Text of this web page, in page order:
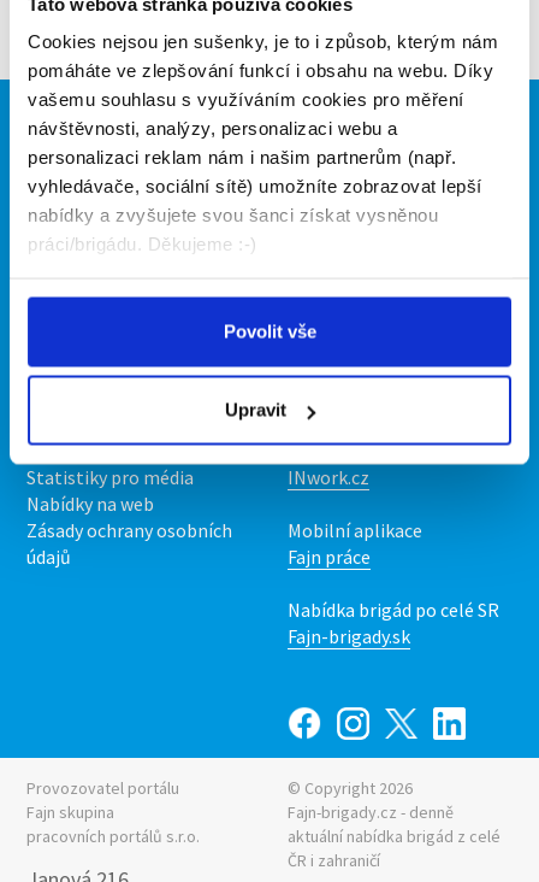
Cookies nejsou jen sušenky, je to i způsob, kterým nám
pomáháte ve zlepšování funkcí i obsahu na webu. Díky
vašemu souhlasu s využíváním cookies pro měření
návštěvnosti, analýzy, personalizaci webu a
personalizaci reklam nám i našim partnerům (např.
vyhledávače, sociální sítě) umožníte zobrazovat lepší
nabídky a zvyšujete svou šanci získat vysněnou
práci/brigádu. Děkujeme :-)
Povolit vše
Upravit
Brigádníci
Články
Hledané brigády
Firmy
Vložit inzerát
Ceník
Kontakt
Upravit předvolby cookies
Statistiky pro média
Nabídky na web
Zásady ochrany osobních
údajů
Naše další projekty
Mobilní aplikace
Nabídka práce z celé ČR
INwork.cz
Mobilní aplikace
Fajn práce
Nabídka brigád po celé SR
Fajn-brigady.sk
Provozovatel portálu
Fajn skupina
pracovních portálů s.r.o.
© Copyright 2026
Fajn-brigady.cz - denně
aktuální nabídka brigád z celé
ČR i zahraničí